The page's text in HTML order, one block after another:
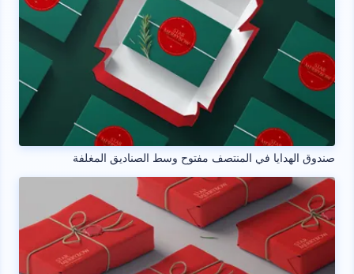
صندوق الهدايا في المنتصف مفتوح وسط الصناديق المغلفة